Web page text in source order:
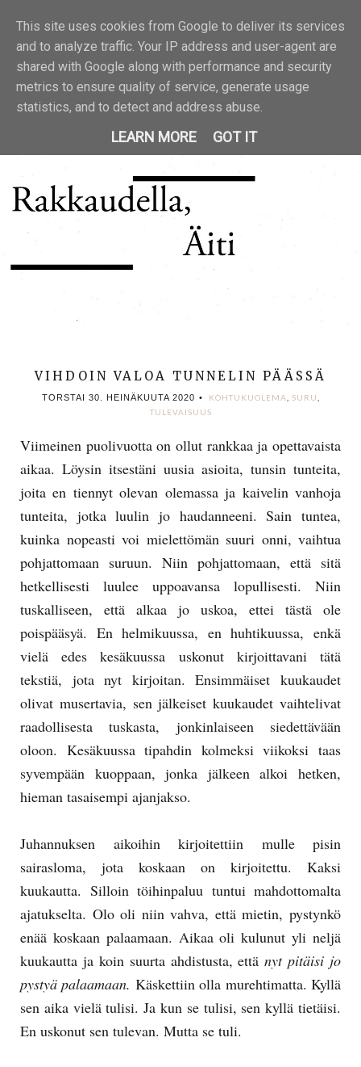
VIHDOIN VALOA TUNNELIN PÄÄSSÄ
TORSTAI 30. HEINÄKUUTA 2020 • KOHTUKUOLEMA SURU
TULEVAISUUS
Viimeinen puolivuotta on ollut rankkaa ja opettavaista
aikaa. Löysin itsestäni uusia asioita, tunsin tunteita,
joita en tiennyt olevan olemassa ja kaivelin vanhoja
tunteita, jotka luulin jo haudanneeni. Sain tuntea,
kuinka nopeasti voi mielettömän suuri onni, vaihtua
pohjattomaan suruun. Niin pohjattomaan, että sitä
hetkellisesti luulee uppoavansa lopullisesti. Niin
tuskalliseen, että alkaa jo uskoa, ettei tästä ole
poispääsyä. En helmikuussa, en huhtikuussa, enkä
vielä edes kesäkuussa uskonut kirjoittavani tätä
tekstiä, jota nyt kirjoitan. Ensimmäiset kuukaudet
olivat musertavia, sen jälkeiset kuukaudet vaihtelivat
raadollisesta tuskasta, jonkinlaiseen siedettävään
oloon. Kesäkuussa tipahdin kolmeksi viikoksi taas
syvempään kuoppaan, jonka jälkeen alkoi hetken,
hieman tasaisempi ajanjakso.
Juhannuksen aikoihin kirjoitettiin mulle pisin
sairasloma, jota koskaan on kirjoitettu. Kaksi
kuukautta. Silloin töihinpaluu tuntui mahdottomalta
ajatukselta. Olo oli niin vahva, että mietin, pystynkö
enää koskaan palaamaan. Aikaa oli kulunut yli neljä
kuukautta ja koin suurta ahdistusta, ettänyt pitäisi jo
pystyä palaamaan. Käskettiin olla murehtimatta. Kyllä
sen aika vielä tulisi. Ja kun se tulisi, sen kyllä tietäisi.
En uskonut sen tulevan. Mutta se tuli.
This site uses cookies from Google to deliver its services
and to analyze traffic. Your IP address and user-agent are
shared with Google along with performance and security
metrics to ensure quality of service, generate usage
statistics, and to detect and address abuse.
LEARN MORE GOT IT